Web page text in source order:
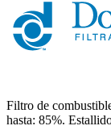
Filtro de
hasta: 85%.